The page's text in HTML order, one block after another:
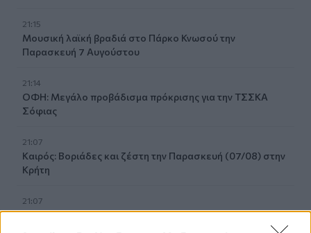
21:15
Μουσική λαϊκή βραδιά στο Πάρκο Κνωσού την
Παρασκευή 7 Αυγούστου
21:14
ΟΦΗ: Μεγάλο προβάδισμα πρόκρισης για την ΤΣΣΚΑ
Σόφιας
21:07
Καιρός: Βοριάδες και ζέστη την Παρασκευή (07/08) στην
Κρήτη
21:07
Γιατί δεν έσωσα το κουτάβι: Τι αναφέρει ο ερευνητής που